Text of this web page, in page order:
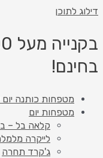
דילוג לתוכן
בחינם!
מטפחות כותנה יום
מטפחות יום
קלאה בל –
לייקרה
ג'קרד תחרה